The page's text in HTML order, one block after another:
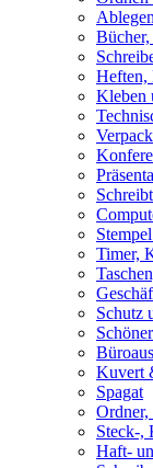
Heften,
Kleben
Timer,
Schutz
Kuvert
Spagat
Steck-,
Haft-